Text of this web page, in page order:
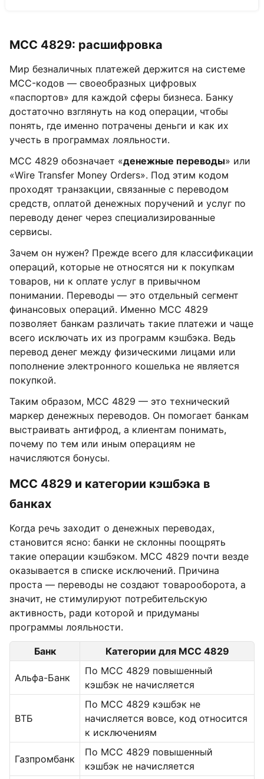
MCC 4829: расшифровка
Мир безналичных платежей держится на системе
MCC-кодов — своеобразных цифровых
«паспортов» для каждой сферы бизнеса. Банку
достаточно взглянуть на код операции, чтобы
понять, где именно потрачены деньги и как их
учесть в программах лояльности.
MCC 4829 обозначает «денежные переводы» или
«Wire Transfer Money Orders». Под этим кодом
проходят транзакции, связанные с переводом
средств, оплатой денежных поручений и услуг по
переводу денег через специализированные
сервисы.
Зачем он нужен? Прежде всего для классификации
операций, которые не относятся ни к покупкам
товаров, ни к оплате услуг в привычном
понимании. Переводы — это отдельный сегмент
финансовых операций. Именно MCC 4829
позволяет банкам различать такие платежи и чаще
всего исключать их из программ кэшбэка. Ведь
перевод денег между физическими лицами или
пополнение электронного кошелька не является
покупкой.
Таким образом, MCC 4829 — это технический
маркер денежных переводов. Он помогает банкам
выстраивать антифрод, а клиентам понимать,
почему по тем или иным операциям не
начисляются бонусы.
MCC 4829 и категории кэшбэка в
банках
Когда речь заходит о денежных переводах,
становится ясно: банки не склонны поощрять
такие операции кэшбэком. MCC 4829 почти везде
оказывается в списке исключений. Причина
проста — переводы не создают товарооборота, а
значит, не стимулируют потребительскую
активность, ради которой и придуманы
программы лояльности.
Банк Категории для MCC 4829
Альфа-Банк
По MCC 4829 повышенный
кэшбэк не начисляется
ВТБ
По MCC 4829 кэшбэк не
начисляется вовсе, код относится
к исключениям
Газпромбанк
По MCC 4829 повышенный
кэшбэк не начисляется